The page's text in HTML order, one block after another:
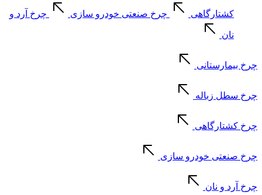
کشتارگاهی چرخ صنعتی خودرو سازی چرخ آرد و
نان
چرخ بیمارستانی
چرخ سطل زباله
چرخ کشتارگاهی
چرخ صنعتی خودرو سازی
چرخ آرد و نان